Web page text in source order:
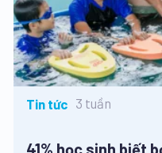
Tin tức 3 tuần